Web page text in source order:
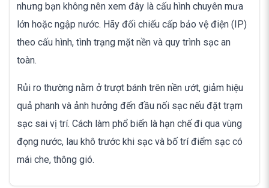
nhưng bạn không nên xem đây là cấu hình chuyên mưa
lớn hoặc ngập nước. Hãy đối chiếu cấp bảo vệ điện (IP)
theo cấu hình, tình trạng mặt nền và quy trình sạc an
toàn.
Rủi ro thường nằm ở trượt bánh trên nền ướt, giảm hiệu
quả phanh và ảnh hưởng đến đầu nối sạc nếu đặt trạm
sạc sai vị trí. Cách làm phổ biến là hạn chế đi qua vùng
đọng nước, lau khô trước khi sạc và bố trí điểm sạc có
mái che, thông gió.